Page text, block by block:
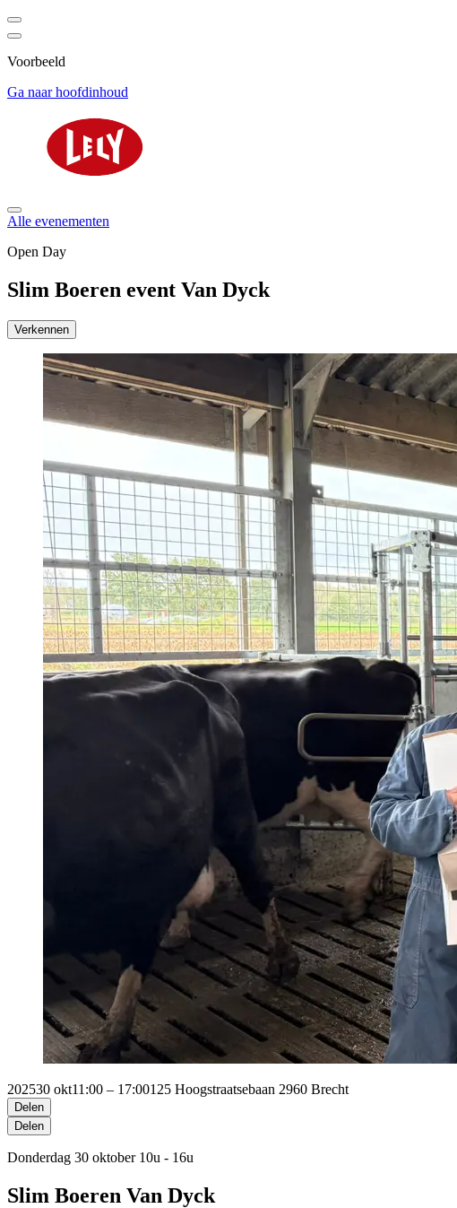
Voorbeeld
Ga naar hoofdinhoud
Alle evenementen
Open Day
Slim Boeren event Van Dyck
Verkennen
202530 okt11:00 – 17:00125 Hoogstraatsebaan 2960 Brecht
Delen
Delen
Donderdag 30 oktober 10u - 16u
Slim Boeren Van Dyck